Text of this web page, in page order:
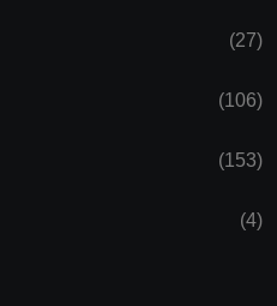
(27)
(106)
(153)
(4)